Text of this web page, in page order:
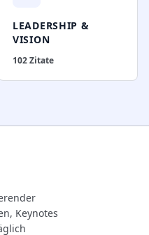
LEADERSHIP &
VISION
102Zitate
Keynotes